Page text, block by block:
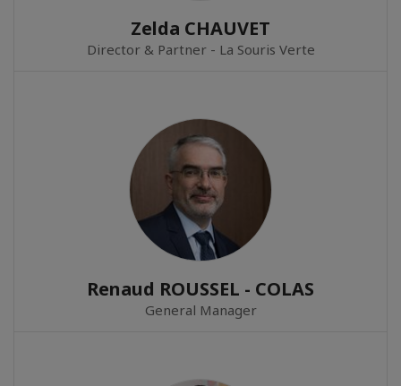
Zelda CHAUVET
Director & Partner - La Souris Verte
Renaud ROUSSEL - COLAS
General Manager